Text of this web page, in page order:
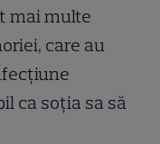
mai multe
care au
ca soția sa să